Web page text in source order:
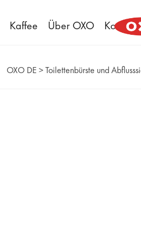
Kaffee Über OXO Kontakt
OXO DE >Toilettenbürste und